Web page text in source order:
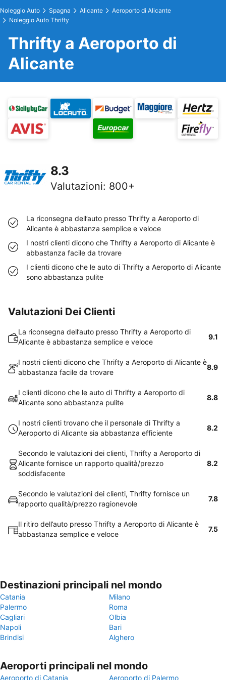
Noleggio Auto Spagna Alicante
Aeroporto di Alicante
Noleggio Auto Thrifty
Thrifty a Aeroporto di
Alicante
8.3
Valutazioni: 800+
La riconsegna dell’auto presso Thrifty a Aeroporto di
Alicante è abbastanza semplice e veloce
I nostri clienti dicono che Thrifty a Aeroporto di Alicante è
abbastanza facile da trovare
I clienti dicono che le auto di Thrifty a Aeroporto di Alicante
sono abbastanza pulite
Valutazioni Dei Clienti
La riconsegna dell’auto presso Thrifty a Aeroporto di
Alicante è abbastanza semplice e veloce
9.1
I nostri clienti dicono che Thrifty a Aeroporto di Alicante è
abbastanza facile da trovare
8.9
I clienti dicono che le auto di Thrifty a Aeroporto di
Alicante sono abbastanza pulite
8.8
I nostri clienti trovano che il personale di Thrifty a
Aeroporto di Alicante sia abbastanza efficiente
8.2
Secondo le valutazioni dei clienti, Thrifty a Aeroporto di
Alicante fornisce un rapporto qualità/prezzo
soddisfacente
8.2
Secondo le valutazioni dei clienti, Thrifty fornisce un
rapporto qualità/prezzo ragionevole
7.8
Il ritiro dell’auto presso Thrifty a Aeroporto di Alicante è
abbastanza semplice e veloce
7.5
Destinazioni principali nel mondo
Catania
Milano
Palermo
Roma
Cagliari
Olbia
Napoli
Bari
Brindisi
Alghero
Aeroporti principali nel mondo
Aeroporto di Catania Aeroporto di Palermo